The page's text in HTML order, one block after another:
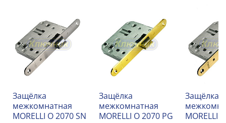
Защёлка
межкомнатная
MORELLI O 2070 SN
Защёлка
межкомнатная
MORELLI O 2070 PG
Защёлка
MORELLI